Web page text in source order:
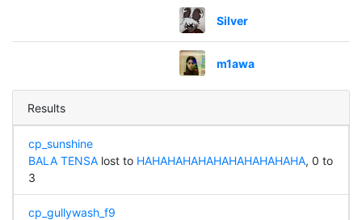
Silver
m1awa
Results
cp_sunshine
BALA TENSAlost to HAHAHAHAHAHAHAHAHAHAHA, 0 to
3
cp_gullywash_f9